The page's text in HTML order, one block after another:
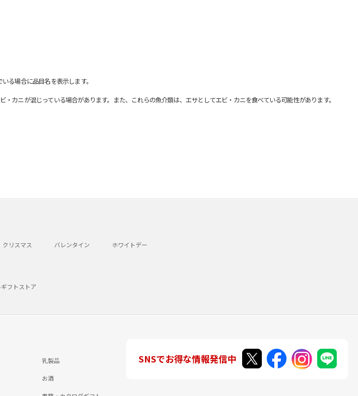
る場合に品目名を表示します。
ニが混じっている場合があります。また、これらの魚介類は、エサとしてエビ・カニを食べている可能性があります。
クリスマス バレンタイン ホワイトデー
フトストア
乳製品
お酒
SNSでお得な情報発信中